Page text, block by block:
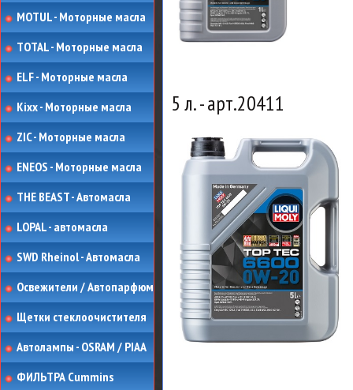
MOTUL - Моторные масла
TOTAL - Моторные масла
ELF - Моторные масла
Kixx - Моторные масла
ZIC - Моторные масла
ENEOS - Моторные масла
THE BEAST - Автомасла
LOPAL - автомасла
SWD Rheinol - Автомасла
Освежители / Автопарфюм
Щетки стеклоочистителя
Автолампы - OSRAM / PIAA
ФИЛЬТРА Cummins
5 л. - арт.20411